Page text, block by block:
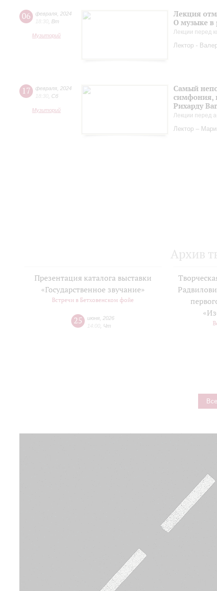
06 февраля 2024
18:30 Вт
Музиторий
Лекция
О музыке в
Лекции перед
Лектор -
17 февраля 2024
18:30 Сб
Музиторий
Самый
симфония,
Рихарду
Лекции перед
Лектор –
Архив
Презентация каталога выставки
«Государственное звучание»
Встречи в Бетховенском фойе
25 июня 2026
14:00 Чт